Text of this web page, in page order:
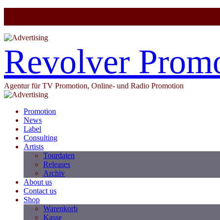
Revolver
Agentur für TV Promotion, Online- und Radio Promotion
Promotion
News
Label
Consulting
Artists
Tourdaten
Releases
Archiv
About us
Contact us
Shop
Warenkorb
Kasse